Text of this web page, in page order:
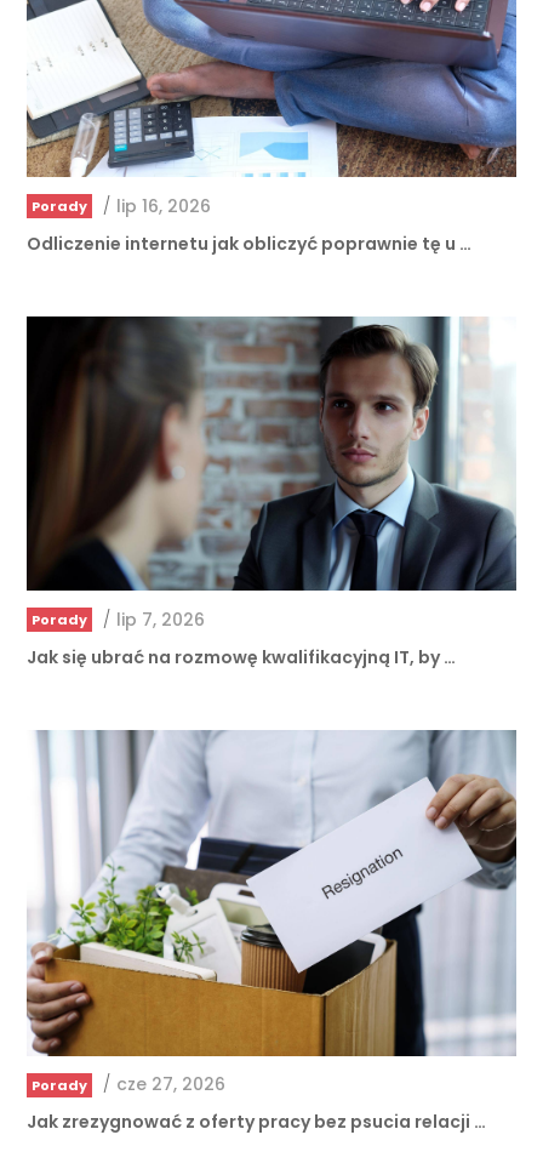
Porady / lip 16, 2026
Odliczenie internetu jak obliczyć poprawnie tę u …
Porady / lip 7, 2026
Jak się ubrać na rozmowę kwalifikacyjną IT, by …
Porady / cze 27, 2026
Jak zrezygnować z oferty pracy bez psucia relacji …